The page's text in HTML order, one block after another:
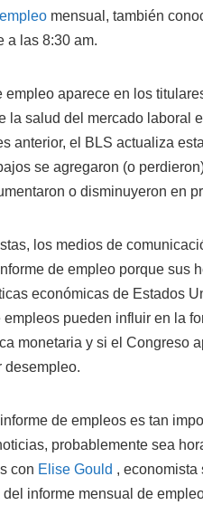
mensual, también
a las 8:30 am.
empleo aparece en los
la salud del mercado laboral
anterior, el BLS actualiza
se agregaron (o
o disminuyeron en
los medios de
de empleo porque sus
económicas de Estados
empleos pueden influir en la
monetaria y si el Congreso
desempleo.
de empleos es tan
probablemente sea
con Elise Gould , economista
informe mensual de